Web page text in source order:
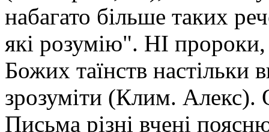
набагато більше таких
які розумію". НІ
Божих таїнств настільки
зрозуміти (Клим. Алекс).
Письма різні вчені